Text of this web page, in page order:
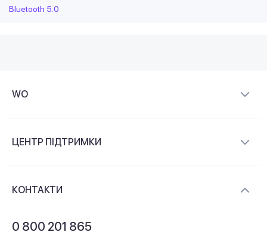
Bluetooth 5.0
WO
Контакти
ЦЕНТР ПІДТРИМКИ
КОНТАКТИ
0 800 201 865